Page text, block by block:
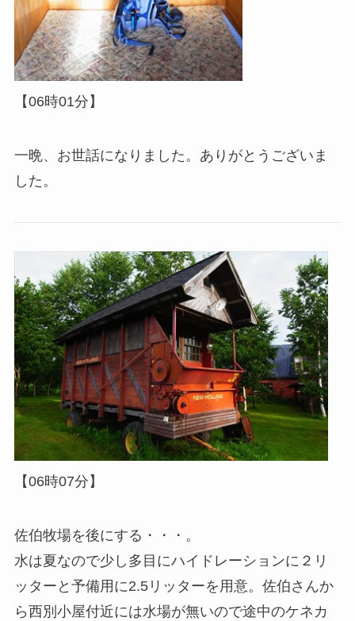
【06時01分】
一晩、お世話になりました。ありがとうございま
した。
【06時07分】
佐伯牧場を後にする・・・。
水は夏なので少し多目にハイドレーションに２リ
ッターと予備用に2.5リッターを用意。佐伯さんか
ら西別小屋付近には水場が無いので途中のケネカ